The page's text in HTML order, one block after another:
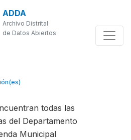
ADDA
Archivo Distrital
de Datos Abiertos
todas las
del Departamento
Municipal